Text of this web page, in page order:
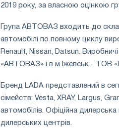
2019 року, за власною оцінкою
Група АВТОВАЗ входить до
автомобілі по повному циклу
Renault, Nissan, Datsun.
«АВТОВАЗ» і в м Іжевськ - ТОВ
Бренд LADA представлений в
сімейств: Vesta, XRAY, Largus,
автомобілів. Офіційна
дилерських центрів.